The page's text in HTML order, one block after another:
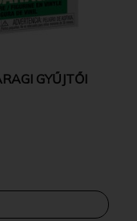
GYŰJTŐI